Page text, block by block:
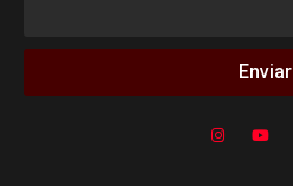
Enviar